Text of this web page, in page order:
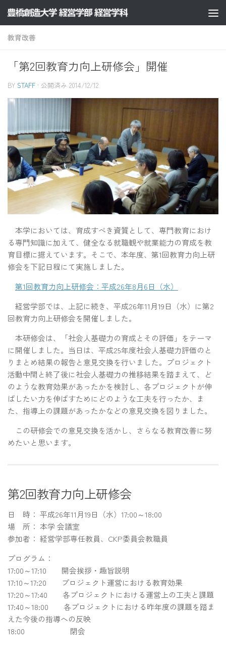
コンテンツへスキップ
教育改善
「第2回教育力向上研修会」開催
BY STAFF · 公開済み 2014/12/12
本学においては、育成すべき資質として、専門教育におけ
る専門知識に加えて、健全なる就職観や就業能力の育成を教
育目標に据えています。そこで、本年度、第1回教育力向上研
修会を下記日程にて実施しました。
第1回教育力向上研修会：平成26年8月6日（水）
経営学部では、上記に続き、平成26年11月19日（水）に第2
回教育力向上研修会を開催しました。
本研修会は、「社会人基礎力の育成とその評価」をテーマ
に開催しました。当日は、平成25年度社会人基礎力評価のと
りまとめ結果の報告と意見交換を行いました。プロジェクト
活動中間と終了後に社会人基礎力の推移結果を踏まえて、ど
のような教育効果があったかを検討し、各プロジェクトが伸
ばしたい力を伸ばすためにどのような工夫を行ったか、ま
た、指導上の課題があったかなどの意見交換を図りました。
この研修会での意見交換を活かし、さらなる教育改善に努
めたいと思います。
第2回教育力向上研修会
日 時： 平成26年11月19日（水）17:00～18:00
場 所： 本学 会議室
参加者： 経営学部専任教員、CKP委員会教職員
プログラム：
17:00～17:10 開会挨拶・趣旨説明
17:10～17:20 プロジェクト運営における教育効果
17:20～17:40 各プロジェクトにおける運営上の工夫と課題
17:40～18:00 各プロジェクトにおける昨年度の課題を踏ま
えた今後の指導への反映
18:00 閉会